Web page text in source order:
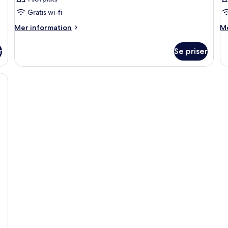
Gratis wi-fi
Mer information
Mer
Se priser